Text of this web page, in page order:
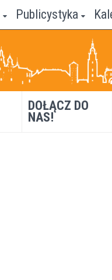
Publicystyka
DOŁĄCZ DO
NAS!